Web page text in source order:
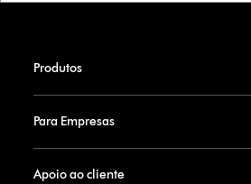
Produtos
Para Empresas
Apoio ao cliente